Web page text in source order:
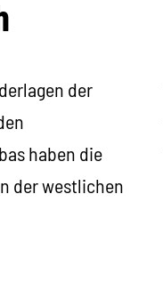
der
haben die
der westlichen